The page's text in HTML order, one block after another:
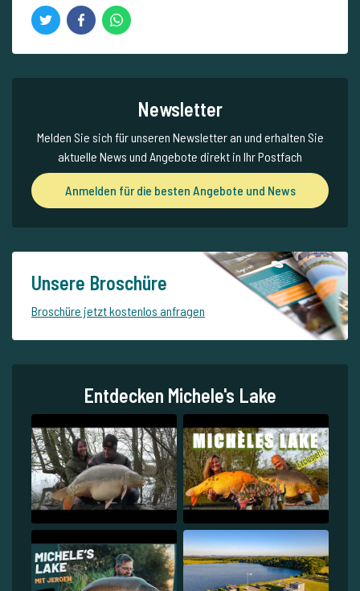
Newsletter
Melden Sie sich für unseren Newsletter an und erhalten Sie
aktuelle News und Angebote direkt in Ihr Postfach
Anmelden für die besten Angebote und News
Unsere Broschüre
Broschüre jetzt kostenlos anfragen
Entdecken Michele's Lake